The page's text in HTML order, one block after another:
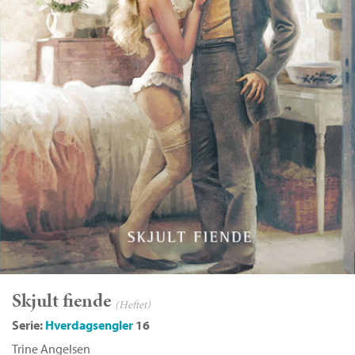
Skjult fiende (Heftet)
Serie: Hverdagsengler 16
Trine Angelsen